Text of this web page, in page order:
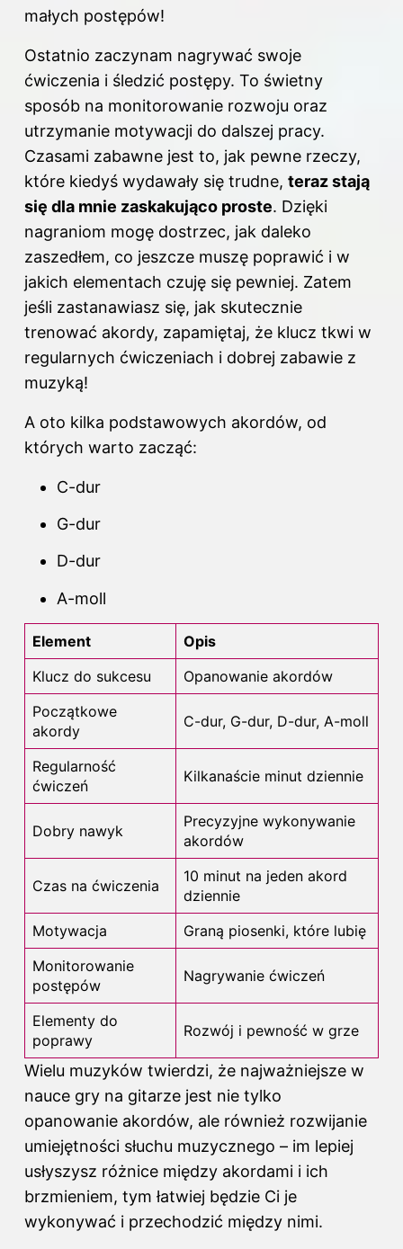
małych postępów!
Ostatnio zaczynam nagrywać swoje
ćwiczenia i śledzić postępy. To świetny
sposób na monitorowanie rozwoju oraz
utrzymanie motywacji do dalszej pracy.
Czasami zabawne jest to, jak pewne rzeczy,
które kiedyś wydawały się trudne, teraz stają
się dla mnie zaskakująco proste. Dzięki
nagraniom mogę dostrzec, jak daleko
zaszedłem, co jeszcze muszę poprawić i w
jakich elementach czuję się pewniej. Zatem
jeśli zastanawiasz się, jak skutecznie
trenować akordy, zapamiętaj, że klucz tkwi w
regularnych ćwiczeniach i dobrej zabawie z
muzyką!
A oto kilka podstawowych akordów, od
których warto zacząć:
C-dur
G-dur
D-dur
A-moll
Element
Opis
Klucz do sukcesu
Opanowanie akordów
Początkowe
akordy
C-dur, G-dur, D-dur, A-moll
Regularność
ćwiczeń
Kilkanaście minut dziennie
Dobry nawyk
Precyzyjne wykonywanie
akordów
Czas na ćwiczenia
10 minut na jeden akord
dziennie
Motywacja
Graną piosenki, które lubię
Monitorowanie
postępów
Nagrywanie ćwiczeń
Elementy do
poprawy
Rozwój i pewność w grze
Wielu muzyków twierdzi, że najważniejsze w
nauce gry na gitarze jest nie tylko
opanowanie akordów, ale również rozwijanie
umiejętności słuchu muzycznego – im lepiej
usłyszysz różnice między akordami i ich
brzmieniem, tym łatwiej będzie Ci je
wykonywać i przechodzić między nimi.